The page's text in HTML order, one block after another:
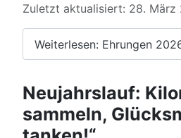
Zuletzt aktualisiert: 28. März
Weiterlesen: Ehrungen
Neujahrslauf:
sammeln,